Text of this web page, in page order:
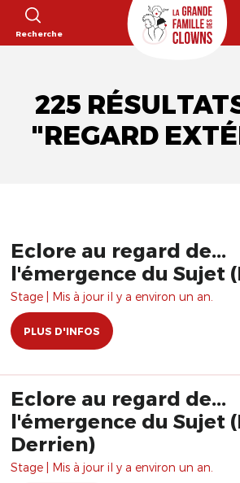
Recherche
225
"REGARD
Eclore au regard de...
l'émergence du Sujet
Stage | Mis à jour il y a environ un an.
PLUS D'INFOS
Eclore au regard de...
l'émergence du Sujet
Derrien)
Stage | Mis à jour il y a environ un an.